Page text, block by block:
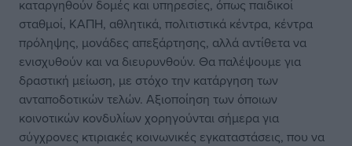
καταργηθούν δομές και υπηρεσίες, όπως παιδικοί
σταθμοί, ΚΑΠΗ, αθλητικά, πολιτιστικά κέντρα, κέντρα
πρόληψης, μονάδες απεξάρτησης, αλλά αντίθετα να
ενισχυθούν και να διευρυνθούν. Θα παλέψουμε για
δραστική μείωση, με στόχο την κατάργηση των
ανταποδοτικών τελών. Αξιοποίηση των όποιων
κοινοτικών κονδυλίων χορηγούνται σήμερα για
σύγχρονες κτιριακές κοινωνικές εγκαταστάσεις, που να